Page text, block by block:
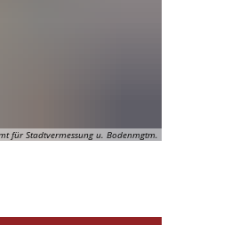
für Stadtvermessung u. Bodenmgtm.